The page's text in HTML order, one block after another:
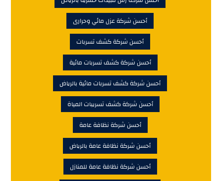
أحسن شركة عزل مائي وحرارى
أحسن شركة كشف تسربات
أحسن شركة كشف تسربات مائية
أحسن شركة كشف تسربات مائية بالرياض
أحسن شركة كشف تسريبات المياة
أحسن شركة نظافة عامة
أحسن شركة نظافة عامة بالرياض
أحسن شركة نظافة عامة للمنازل